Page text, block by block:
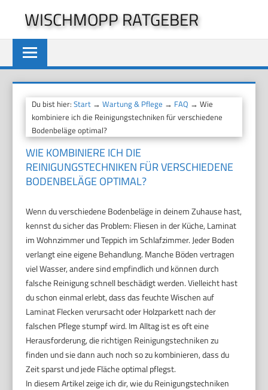
springen
WISCHMOPP RATGEBER
Du bist hier:Start →Wartung & Pflege → FAQ → Wie
kombiniere ich die Reinigungstechniken für verschiedene
Bodenbeläge optimal?
WIE KOMBINIERE ICH DIE
REINIGUNGSTECHNIKEN FÜR VERSCHIEDENE
BODENBELÄGE OPTIMAL?
Wenn du verschiedene Bodenbeläge in deinem Zuhause hast,
kennst du sicher das Problem: Fliesen in der Küche, Laminat
im Wohnzimmer und Teppich im Schlafzimmer. Jeder Boden
verlangt eine eigene Behandlung. Manche Böden vertragen
viel Wasser, andere sind empfindlich und können durch
falsche Reinigung schnell beschädigt werden. Vielleicht hast
du schon einmal erlebt, dass das feuchte Wischen auf
Laminat Flecken verursacht oder Holzparkett nach der
falschen Pflege stumpf wird. Im Alltag ist es oft eine
Herausforderung, die richtigen Reinigungstechniken zu
finden und sie dann auch noch so zu kombinieren, dass du
Zeit sparst und jede Fläche optimal pflegst.
In diesem Artikel zeige ich dir, wie du Reinigungstechniken